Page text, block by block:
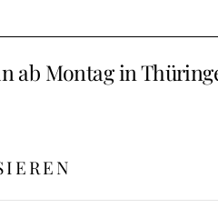
ab Montag in